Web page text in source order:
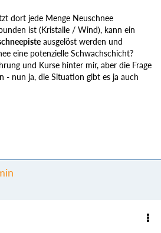
dort jede Menge Neuschnee
ist (Kristalle / Wind), kann ein
ausgelöst werden und
eine potenzielle Schwachschicht?
und Kurse hinter mir, aber die Frage
- nun ja, die Situation gibt es ja auch